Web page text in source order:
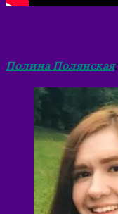
Полина Полянская: